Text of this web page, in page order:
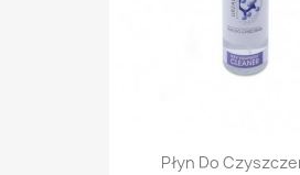
Płyn Do